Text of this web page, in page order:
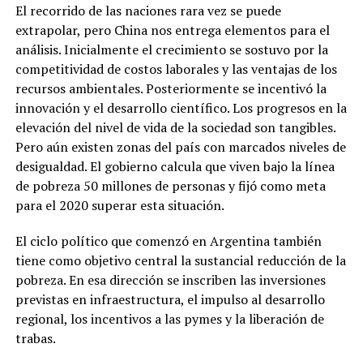
El recorrido de las naciones rara vez se puede
extrapolar, pero China nos entrega elementos para el
análisis. Inicialmente el crecimiento se sostuvo por la
competitividad de costos laborales y las ventajas de los
recursos ambientales. Posteriormente se incentivó la
innovación y el desarrollo científico. Los progresos en la
elevación del nivel de vida de la sociedad son tangibles.
Pero aún existen zonas del país con marcados niveles de
desigualdad. El gobierno calcula que viven bajo la línea
de pobreza 50 millones de personas y fijó como meta
para el 2020 superar esta situación.
El ciclo político que comenzó en Argentina también
tiene como objetivo central la sustancial reducción de la
pobreza. En esa dirección se inscriben las inversiones
previstas en infraestructura, el impulso al desarrollo
regional, los incentivos a las pymes y la liberación de
trabas.